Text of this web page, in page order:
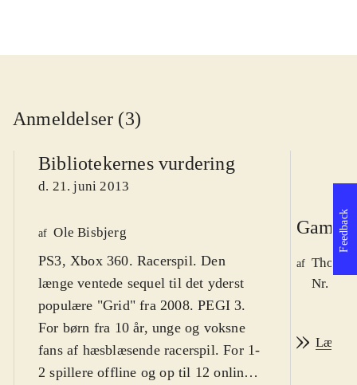
Anmeldelser (3)
Bibliotekernes vurdering
d. 21. juni 2013
af Ole Bisbjerg
PS3, Xbox 360. Racerspil. Den
længe ventede sequel til det yderst
populære "Grid" fra 2008. PEGI 3.
For børn fra 10 år, unge og voksne
fans af hæsblæsende racerspil. For 1-
2 spillere offline og op til 12 online.
Game
af
Nr.
Læs
Feedback